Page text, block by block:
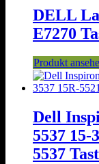
DELL
E7270
Produkt
Dell
5537 15-
5537